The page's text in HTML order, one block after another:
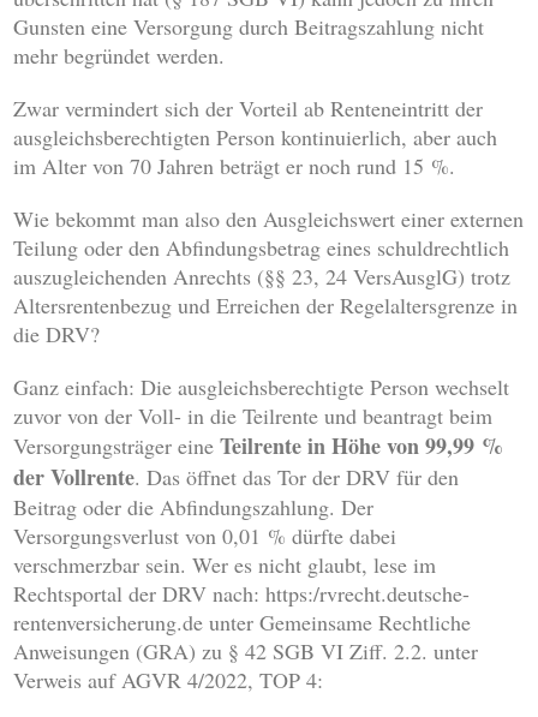
Gunsten eine Versorgung durch Beitragszahlung nicht
mehr begründet werden.
Zwar vermindert sich der Vorteil ab Renteneintritt der
ausgleichsberechtigten Person kontinuierlich, aber auch
im Alter von 70 Jahren beträgt er noch rund 15 %.
Wie bekommt man also den Ausgleichswert einer externen
Teilung oder den Abfindungsbetrag eines schuldrechtlich
auszugleichenden Anrechts (§§ 23, 24 VersAusglG) trotz
Altersrentenbezug und Erreichen der Regelaltersgrenze in
die DRV?
Ganz einfach: Die ausgleichsberechtigte Person wechselt
zuvor von der Voll- in die Teilrente und beantragt beim
Versorgungsträger eineTeilrente in Höhe von 99,99 %
der Vollrente. Das öffnet das Tor der DRV für den
Beitrag oder die Abfindungszahlung. Der
Versorgungsverlust von 0,01 % dürfte dabei
verschmerzbar sein. Wer es nicht glaubt, lese im
Rechtsportal der DRV nach: https:/rvrecht.deutsche-
rentenversicherung.de unter Gemeinsame Rechtliche
Anweisungen (GRA) zu § 42 SGB VI Ziff. 2.2. unter
Verweis auf AGVR 4/2022, TOP 4: